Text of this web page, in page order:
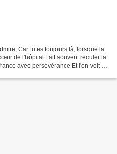
Car tu es toujours là, lorsque la
de l'hôpital Fait souvent reculer la
avec persévérance Et l'on voit de